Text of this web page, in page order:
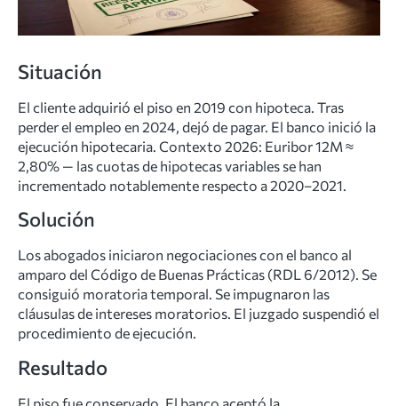
Situación
El cliente adquirió el piso en 2019 con hipoteca. Tras
perder el empleo en 2024, dejó de pagar. El banco inició la
ejecución hipotecaria. Contexto 2026: Euribor 12M ≈
2,80% — las cuotas de hipotecas variables se han
incrementado notablemente respecto a 2020–2021.
Solución
Los abogados iniciaron negociaciones con el banco al
amparo del Código de Buenas Prácticas (RDL 6/2012). Se
consiguió moratoria temporal. Se impugnaron las
cláusulas de intereses moratorios. El juzgado suspendió el
procedimiento de ejecución.
Resultado